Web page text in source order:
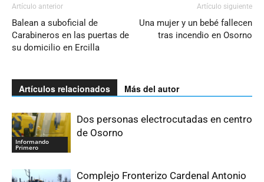
Artículo anterior
Balean a suboficial de
Carabineros en las puertas de
su domicilio en Ercilla
Artículo siguiente
Una mujer y un bebé fallecen
tras incendio en Osorno
Artículos relacionados Más del autor
Informando
Primero
Dos personas electrocutadas en centro
de Osorno
Complejo Fronterizo Cardenal Antonio